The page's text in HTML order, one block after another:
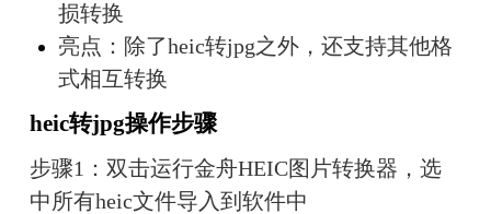
损转换
亮点：除了heic转jpg之外，还支持其他格
式相互转换
heic转jpg操作步骤
步骤1：双击运行金舟HEIC图片转换器，选
中所有heic文件导入到软件中